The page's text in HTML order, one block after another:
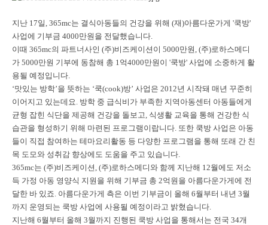
지난 17일, 365mc는 결식아동들의 건강을 위해 (재)아름다운가게 '쿡방'
사업에 기부금 4000만원을 전달했습니다.
이때 365mc의 파트너사인 (주)비즈케이션이 5000만원, (주)로하스메디
가 5000만원 기부에 동참해 총 1억4000만원이 '쿡방' 사업에 소중하게 활
용될 예정입니다.
‘맛있는 방학’을 뜻하는 ‘쿡(cook)방’ 사업은 2012년 시작돼 매년 꾸준히
이어지고 있는데요. 방학 중 급식비가 부족한 지역아동센터 아동들에게
균형 잡힌 식단을 제공해 건강을 돌보고, 식생활 교육을 통해 건강한 식
습관을 형성하기 위해 마련된 프로그램이랍니다. 또한 쿡방 사업은 아동
들이 직접 참여하는 테마요리활동 등 다양한 프로그램을 통해 또래 간 친
목 도모와 성취감 향상에도 도움을 주고 있습니다.
365mc는 (주)비즈케이션, (주)로하스메디와 함께 지난해 12월에도 저소
득 가정 아동 영양식 지원을 위해 기부금 총 2억원을 아름다운가게에 전
달한 바 있죠. 아름다운가게 측은 이번 기부금이 올해 6월부터 내년 3월
까지 운영되는 쿡방 사업에 사용될 예정이라고 밝혔습니다.
지난해 6월부터 올해 3월까지 진행된 쿡방 사업을 통해서는 전국 34개